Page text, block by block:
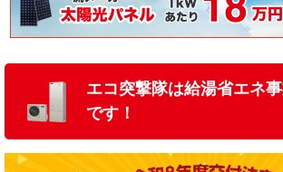
エコ突撃隊は給湯省エネ
です！